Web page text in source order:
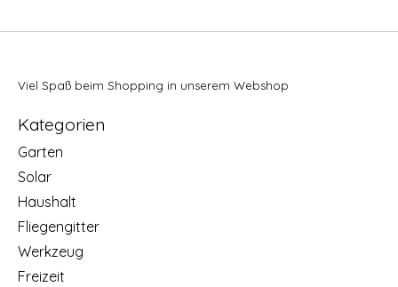
Viel Spaß beim Shopping in unserem Webshop
Kategorien
Garten
Solar
Haushalt
Fliegengitter
Werkzeug
Freizeit